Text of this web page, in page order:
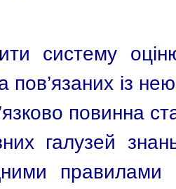
систему
із
повинна
галузей
правилами